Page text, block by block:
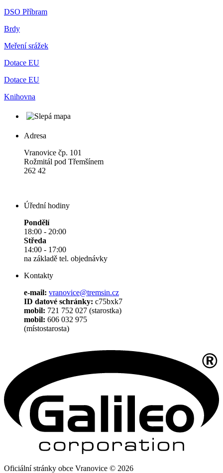
DSO Příbram
Brdy
Meření srážek
Dotace EU
Dotace EU
Knihovna
Adresa
Vranovice čp. 101
Rožmitál pod Třemšínem
262 42
Úřední hodiny
Pondělí
18:00 - 20:00
Středa
14:00 - 17:00
na základě tel. objednávky
Kontakty
e-mail: vranovice@tremsin.cz
ID datové schránky: c75bxk7
mobil: 721 752 027 (starostka)
mobil: 606 032 975
(místostarosta)
Oficiální stránky obce Vranovice © 2026